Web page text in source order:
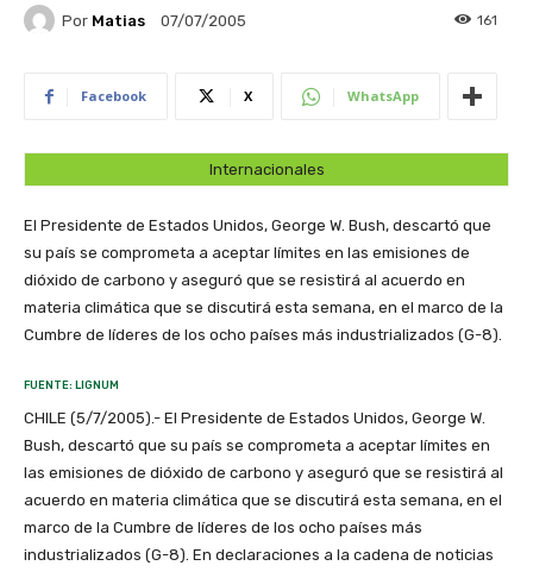
Por Matias 07/07/2005 161
Facebook X WhatsApp
Internacionales
El Presidente de Estados Unidos, George W. Bush, descartó que
su país se comprometa a aceptar límites en las emisiones de
dióxido de carbono y aseguró que se resistirá al acuerdo en
materia climática que se discutirá esta semana, en el marco de la
Cumbre de líderes de los ocho países más industrializados (G-8).
FUENTE: LIGNUM
CHILE (5/7/2005).- El Presidente de Estados Unidos, George W.
Bush, descartó que su país se comprometa a aceptar límites en
las emisiones de dióxido de carbono y aseguró que se resistirá al
acuerdo en materia climática que se discutirá esta semana, en el
marco de la Cumbre de líderes de los ocho países más
industrializados (G-8). En declaraciones a la cadena de noticias